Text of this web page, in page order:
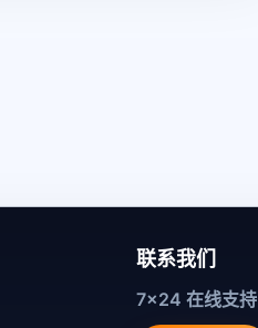
联系我们
7x24 在线支持